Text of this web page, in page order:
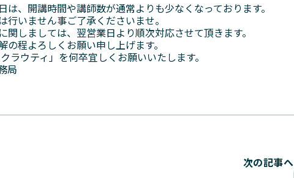
、開講時間や講師数が通常よりも少なくなっております。
いません事ご了承くださいませ。
しましては、翌営業日より順次対応させて頂きます。
程よろしくお願い申し上げます。
ウティ」を何卒宜しくお願いいたします。
局
次の記事へ